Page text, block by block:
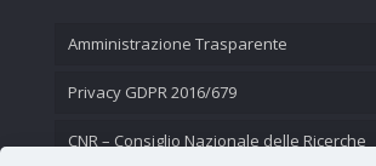
Amministrazione Trasparente
Privacy GDPR 2016/679
CNR – Consiglio Nazionale delle Ricerche